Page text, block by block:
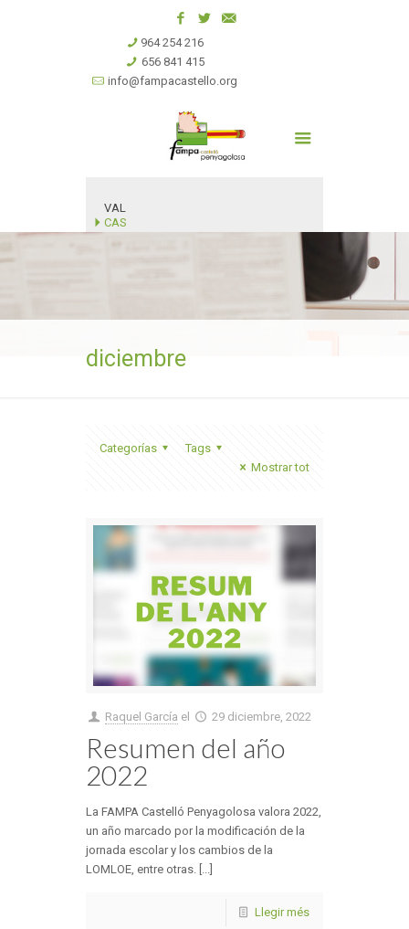
964 254 216
656 841 415
info@fampacastello.org
VAL
CAS
diciembre
Categorías
Tags
Mostrar tot
Raquel García el 29 diciembre, 2022
Resumen del año
2022
La FAMPA Castelló Penyagolosa valora 2022,
un año marcado por la modificación de la
jornada escolar y los cambios de la
LOMLOE, entre otras. [...]
Llegir més